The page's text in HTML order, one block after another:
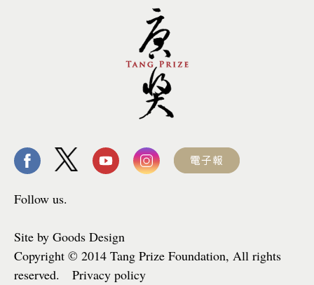
Follow us.
Site by Goods Design
Copyright © 2014 Tang Prize Foundation, All rights
reserved. Privacy policy